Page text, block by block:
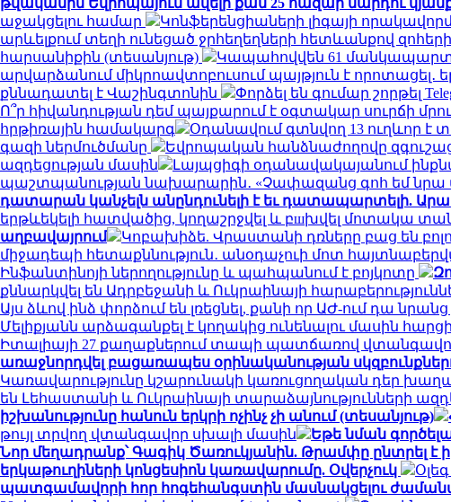
աջակցելու համար
Կոնֆերենցիաների լիգայի
արևելքում տեղի ունեցած ջրհեղեղների հետևանքով զոհերի
հարսանիքին (տեսանյութ)
Կապահովվեն 61
արվարձանում միկրոավտոբուսում պայթյուն է որոտացել․
քննադատել է Վաշինգտոնին
Փորձել են գումար շորթել
Ո՞ր հիվանդության դեմ պայքարում է օգտակար սուրճի
հրթիռային համակարգ
Օդանավում գտնվող 13 ուղևոր է
գազի ներմուծմանը
Եվրոպական հանձնաժողովը
ազդեցության մասին
Լայպցիգի օդանավակայանում
պաշտպանության նախարարին․ «Չափազանց գոհ եմ
դատարան կանչելն անընդունելի է եւ դատապարտելի.
երթևեկելի հատվածից, կողաշրջվել և բшխվել մոտակա
աղբավայրում
Կոբախիձե. Վրաստանի դռները բաց են
միջադեպի հետաքննություն․ անօդաչուի մոտ
Ինֆանտինոյի ներողությունը և պահպանում է բոյկոտը
քննարկվել են Ադրբեջանի և Ուկրաինայի
Այս ձևով ինձ փորձում են լռեցնել, քանի որ ԱԺ-ում դա
Մելիքյանն արձագանքել է կողակից ունենալու մասին
Իտալիայի 27 քաղաքներում տապի պատճառով
առաջնորդվել բացառապես օրինականության
Կառավարությունը կշարունակի կառուցողական դեր
են Լեհաստանի և Ուկրաինայի տարաձայնությունների
իշխանությունը հանուն երկրի ոչինչ չի անում (տեսանյութ)
թույլ տրվող վտանգավոր սխալի մասին
Եթե նման
Նոր մեղադրանք՝ Գագիկ Ծառուկյանին. Թրամփը ընտրել է
երկաթուղիների կոնցեսիոն կառավարումը. Օվերչուկ
պատգամավորի հոր հոգեհանգստին մասնակցելու